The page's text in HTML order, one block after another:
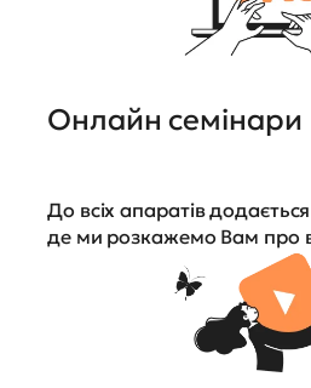
Онлайн семінари
До всіх апаратів додається
де ми розкажемо Вам про